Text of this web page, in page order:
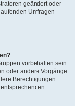
geändert oder
Umfragen
vorbehalten sein.
oder andere Vorgänge
Berechtigungen.